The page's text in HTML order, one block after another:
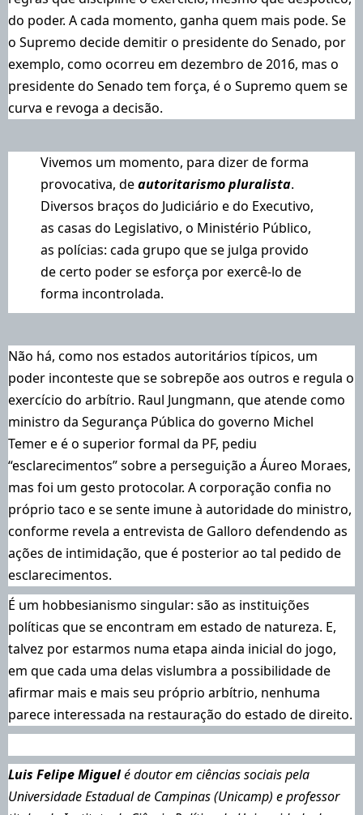
do poder. A cada momento, ganha quem mais pode. Se
o Supremo decide demitir o presidente do Senado, por
exemplo, como ocorreu em dezembro de 2016, mas o
presidente do Senado tem força, é o Supremo quem se
curva e revoga a decisão.
Vivemos um momento, para dizer de forma
provocativa, deautoritarismo pluralista.
Diversos braços do Judiciário e do Executivo,
as casas do Legislativo, o Ministério Público,
as polícias: cada grupo que se julga provido
de certo poder se esforça por exercê-lo de
forma incontrolada.
Não há, como nos estados autoritários típicos, um
poder inconteste que se sobrepõe aos outros e regula o
exercício do arbítrio. Raul Jungmann, que atende como
ministro da Segurança Pública do governo Michel
Temer e é o superior formal da PF, pediu
“esclarecimentos” sobre a perseguição a Áureo Moraes,
mas foi um gesto protocolar. A corporação confia no
próprio taco e se sente imune à autoridade do ministro,
conforme revela a entrevista de Galloro defendendo as
ações de intimidação, que é posterior ao tal pedido de
esclarecimentos.
É um hobbesianismo singular: são as instituições
políticas que se encontram em estado de natureza. E,
talvez por estarmos numa etapa ainda inicial do jogo,
em que cada uma delas vislumbra a possibilidade de
afirmar mais e mais seu próprio arbítrio, nenhuma
parece interessada na restauração do estado de direito.
Luis Felipe Miguelé doutor em ciências sociais pela
Universidade Estadual de Campinas (Unicamp) e professor